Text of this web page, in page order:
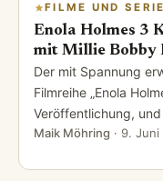
FILME UND
Enola Holmes 3
mit Millie Bobby
Der mit Spannung
Filmreihe „Enola
Veröffentlichung,
Maik Möhring · 9. Juni